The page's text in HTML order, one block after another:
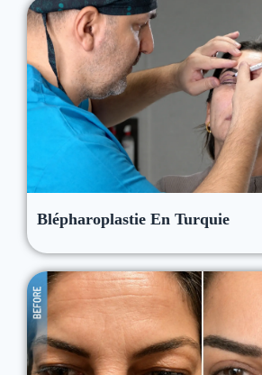
Blépharoplastie En Turquie